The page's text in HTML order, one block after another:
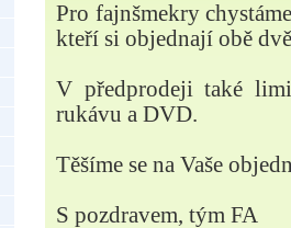
Pro fajnšmekry
kteří si objednají obě
V předprodeji také
rukávu a DVD.
Těšíme se na Vaše
S pozdravem, tým FA